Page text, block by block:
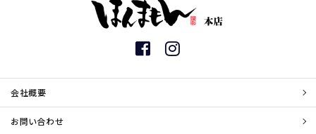
会社概要
お問い合わせ